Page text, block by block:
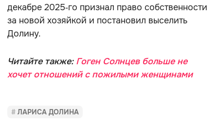
декабре 2025‑го признал право собственности
за новой хозяйкой и постановил выселить
Долину.
Читайте также: Гоген Солнцев больше не
хочет отношений с пожилыми женщинами
ЛАРИСА ДОЛИНА